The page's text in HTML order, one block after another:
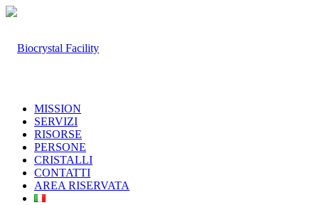
MISSION
SERVIZI
RISORSE
PERSONE
CRISTALLI
CONTATTI
AREA RISERVATA